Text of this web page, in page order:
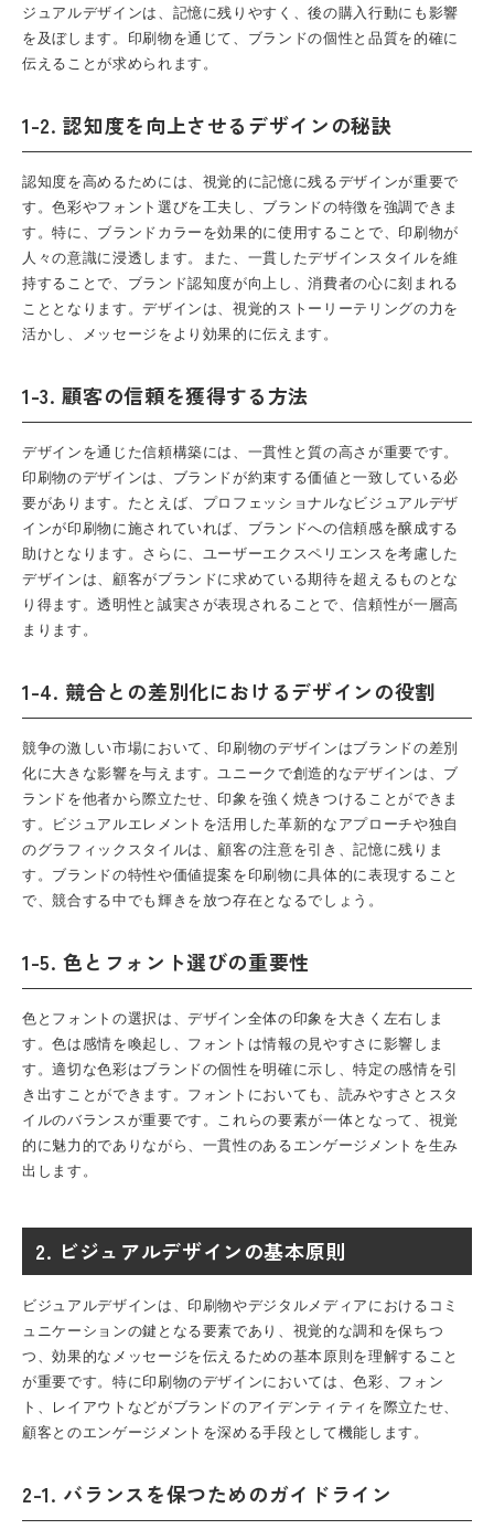
ジュアルデザインは、記憶に残りやすく、後の購入行動にも影響
を及ぼします。印刷物を通じて、ブランドの個性と品質を的確に
伝えることが求められます。
1-2. 認知度を向上させるデザインの秘訣
認知度を高めるためには、視覚的に記憶に残るデザインが重要で
す。色彩やフォント選びを工夫し、ブランドの特徴を強調できま
す。特に、ブランドカラーを効果的に使用することで、印刷物が
人々の意識に浸透します。また、一貫したデザインスタイルを維
持することで、ブランド認知度が向上し、消費者の心に刻まれる
こととなります。デザインは、視覚的ストーリーテリングの力を
活かし、メッセージをより効果的に伝えます。
1-3. 顧客の信頼を獲得する方法
デザインを通じた信頼構築には、一貫性と質の高さが重要です。
印刷物のデザインは、ブランドが約束する価値と一致している必
要があります。たとえば、プロフェッショナルなビジュアルデザ
インが印刷物に施されていれば、ブランドへの信頼感を醸成する
助けとなります。さらに、ユーザーエクスペリエンスを考慮した
デザインは、顧客がブランドに求めている期待を超えるものとな
り得ます。透明性と誠実さが表現されることで、信頼性が一層高
まります。
1-4. 競合との差別化におけるデザインの役割
競争の激しい市場において、印刷物のデザインはブランドの差別
化に大きな影響を与えます。ユニークで創造的なデザインは、ブ
ランドを他者から際立たせ、印象を強く焼きつけることができま
す。ビジュアルエレメントを活用した革新的なアプローチや独自
のグラフィックスタイルは、顧客の注意を引き、記憶に残りま
す。ブランドの特性や価値提案を印刷物に具体的に表現すること
で、競合する中でも輝きを放つ存在となるでしょう。
1-5. 色とフォント選びの重要性
色とフォントの選択は、デザイン全体の印象を大きく左右しま
す。色は感情を喚起し、フォントは情報の見やすさに影響しま
す。適切な色彩はブランドの個性を明確に示し、特定の感情を引
き出すことができます。フォントにおいても、読みやすさとスタ
イルのバランスが重要です。これらの要素が一体となって、視覚
的に魅力的でありながら、一貫性のあるエンゲージメントを生み
出します。
2. ビジュアルデザインの基本原則
ビジュアルデザインは、印刷物やデジタルメディアにおけるコミ
ュニケーションの鍵となる要素であり、視覚的な調和を保ちつ
つ、効果的なメッセージを伝えるための基本原則を理解すること
が重要です。特に印刷物のデザインにおいては、色彩、フォン
ト、レイアウトなどがブランドのアイデンティティを際立たせ、
顧客とのエンゲージメントを深める手段として機能します。
2-1. バランスを保つためのガイドライン